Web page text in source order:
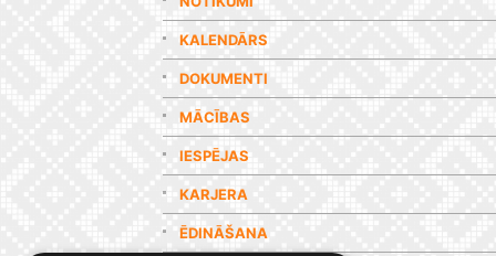
KALENDĀRS
DOKUMENTI
MĀCĪBAS
IESPĒJAS
KARJERA
ĒDINĀŠANA